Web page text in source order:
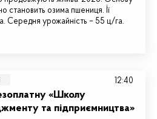
становить озима пшениця. Її
Середня урожайність – 55 ц/га.
«Школу
та підприємництва»
12:40